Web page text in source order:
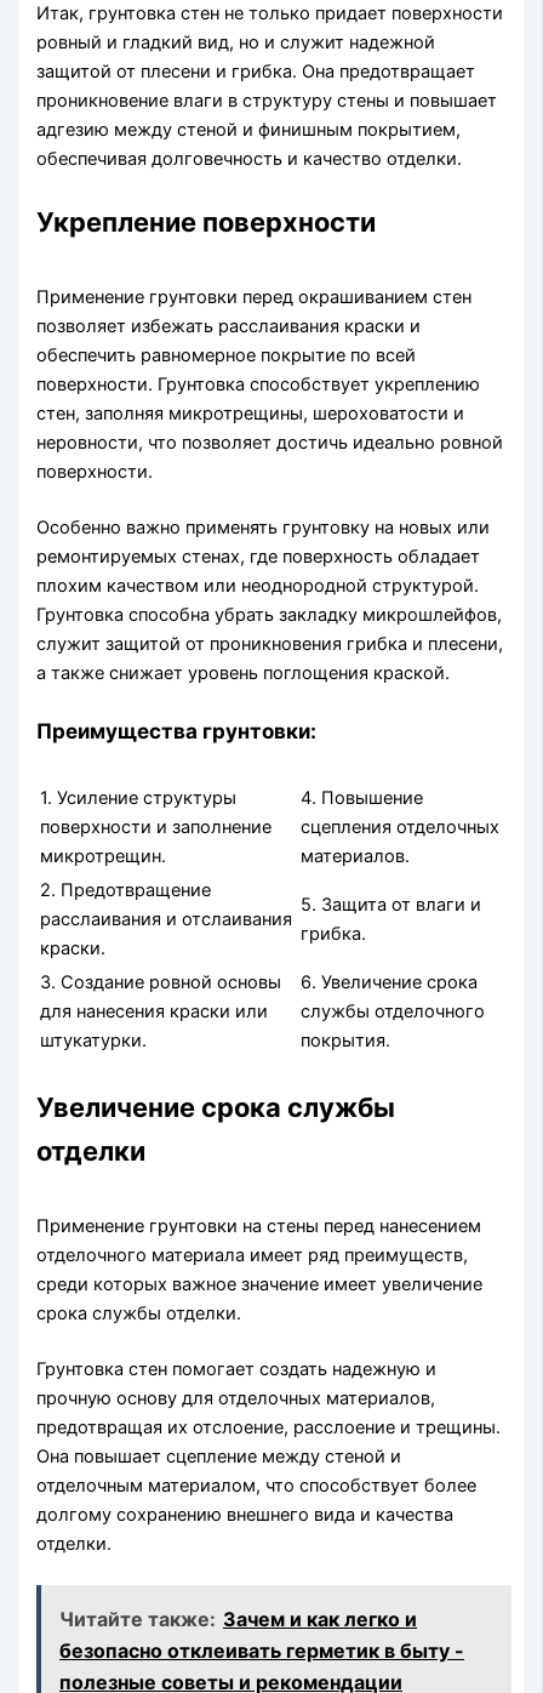
Итак, грунтовка стен не только придает поверхности
ровный и гладкий вид, но и служит надежной
защитой от плесени и грибка. Она предотвращает
проникновение влаги в структуру стены и повышает
адгезию между стеной и финишным покрытием,
обеспечивая долговечность и качество отделки.
Укрепление поверхности
Применение грунтовки перед окрашиванием стен
позволяет избежать расслаивания краски и
обеспечить равномерное покрытие по всей
поверхности. Грунтовка способствует укреплению
стен, заполняя микротрещины, шероховатости и
неровности, что позволяет достичь идеально ровной
поверхности.
Особенно важно применять грунтовку на новых или
ремонтируемых стенах, где поверхность обладает
плохим качеством или неоднородной структурой.
Грунтовка способна убрать закладку микрошлейфов,
служит защитой от проникновения грибка и плесени,
а также снижает уровень поглощения краской.
Преимущества грунтовки:
1. Усиление структуры
поверхности и заполнение
микротрещин.
4. Повышение
сцепления отделочных
материалов.
2. Предотвращение
расслаивания и отслаивания
краски.
5. Защита от влаги и
грибка.
3. Создание ровной основы
для нанесения краски или
штукатурки.
6. Увеличение срока
службы отделочного
покрытия.
Увеличение срока службы
отделки
Применение грунтовки на стены перед нанесением
отделочного материала имеет ряд преимуществ,
среди которых важное значение имеет увеличение
срока службы отделки.
Грунтовка стен помогает создать надежную и
прочную основу для отделочных материалов,
предотвращая их отслоение, расслоение и трещины.
Она повышает сцепление между стеной и
отделочным материалом, что способствует более
долгому сохранению внешнего вида и качества
отделки.
Читайте также: Зачем и как легко и
безопасно отклеивать герметик в быту -
полезные советы и рекомендации